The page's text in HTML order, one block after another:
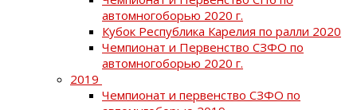
автомногоборью 2020 г.
Кубок Республика Карелия по ралли 2020
Чемпионат и Первенство СЗФО по
автомногоборью 2020 г.
2019
Чемпионат и первенство СЗФО по